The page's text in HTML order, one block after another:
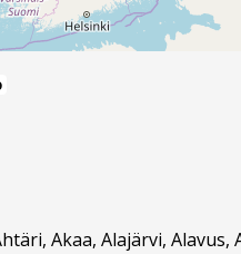
Akaa, Alajärvi,